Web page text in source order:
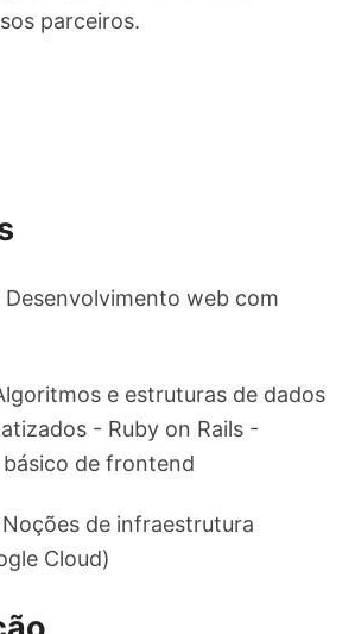
parceiros.
Desenvolvimento web com
e estruturas de dados
- Ruby on Rails -
de frontend
de infraestrutura
Cloud)